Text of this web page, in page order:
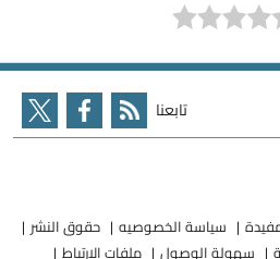
تابعنا
سياسة الخصوصيه
حقوق النشر
سهولة الوصول ملفات الارتباط